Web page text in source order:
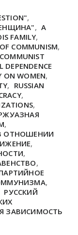
,
, A
FAMILY,
COMMUNISM,
COMMUNIST
DEPENDENCE
ON WOMEN,
, RUSSIAN
,
,
,
ОТНОШЕНИИ
,
,
,
,
РУССКИЙ
ЗАВИСИМОСТЬ